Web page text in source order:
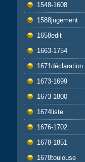
1548-1608
1588jugement
1658edit
1663-1754
1671déclaration
1673-1699
1673-1800
1674liste
1676-1702
1678-1851
1678toulouse